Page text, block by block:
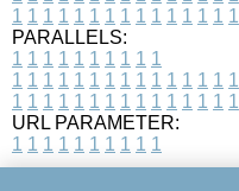
1 1 1 1 1 1 1 1 1 1 1 1 1 1 1
PARALLELS:
1 1 1 1 1 1 1 1 1 1
1 1 1 1 1 1 1 1 1 1 1 1 1 1 1
1 1 1 1 1 1 1 1 1 1 1 1 1 1 1
URL PARAMETER:
1 1 1 1 1 1 1 1 1 1